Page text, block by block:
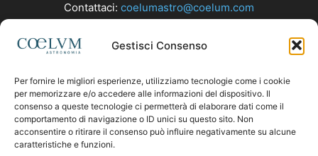
Gestisci Consenso
Per fornire le migliori esperienze, utilizziamo tecnologie come i cookie
per memorizzare e/o accedere alle informazioni del dispositivo. Il
consenso a queste tecnologie ci permetterà di elaborare dati come il
comportamento di navigazione o ID unici su questo sito. Non
acconsentire o ritirare il consenso può influire negativamente su alcune
caratteristiche e funzioni.
Contattaci: coelumastro@coelum.com
SEGUICI